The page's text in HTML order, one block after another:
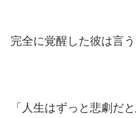
完全に覚醒した彼は言う
「人生はずっと悲劇だ